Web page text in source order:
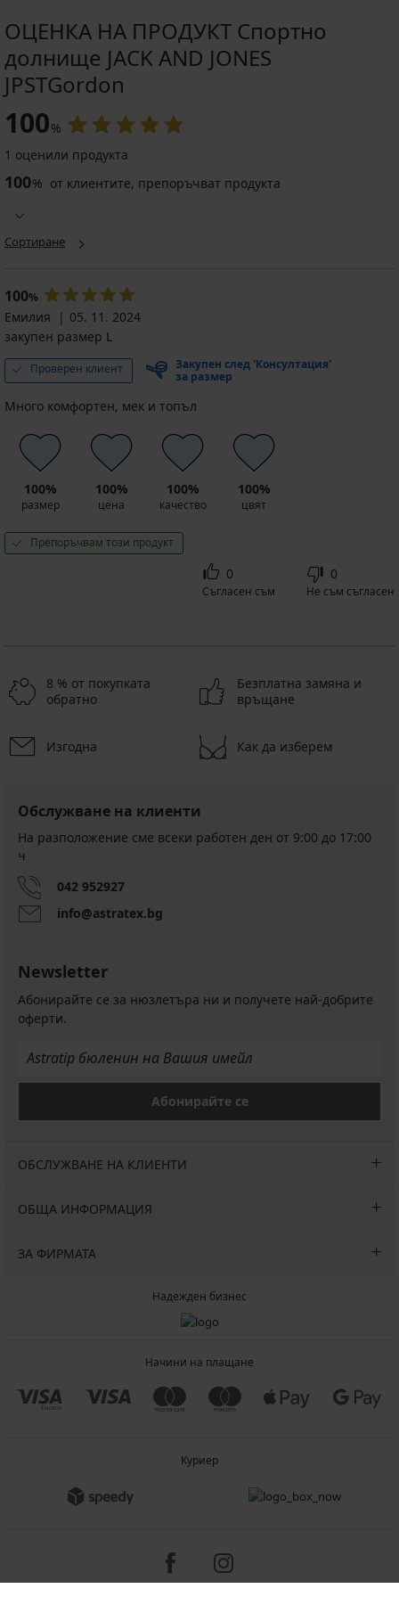
Разпродажба
Спортно
JACK
JONES
Thatcher
(40,09
лв.)
Първоначална цена
41,41
€
(80,99
лв.)
ОЦЕНКА НА ПРОДУКТ Спортно
долнище JACK AND JONES
JPSTGordon
100%
1 оценили продукта
100% от клиентите, препоръчват продукта
Сортиране
100%
Емилия
05. 11. 2024
закупен размер L
Проверен клиент
Закупен след 'Консултация'
за размер
Много комфортен, мек и топъл
100%
размер
100%
цена
100%
качество
100%
цвят
Препоръчвам този продукт
0
Съгласен съм
0
Не съм съгласен
8 % от покупката
обратно
Безплатна замяна и
връщане
Изгодна Как да изберем
Обслужване на клиенти
На разположение сме всеки работен ден от 9:00 до 17:00
ч
042 952927
info@astratex.bg
Newsletter
Абонирайте се за нюзлетъра ни и получете най-добрите
оферти.
Абонирайте се
ОБСЛУЖВАНЕ НА КЛИЕНТИ
ОБЩА ИНФОРМАЦИЯ
ЗА ФИРМАТА
Надежден бизнес
Начини на плащане
Куриер